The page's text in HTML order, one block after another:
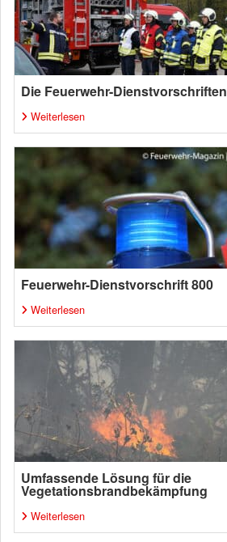
Die Feuerwehr-Dienstvorschriften
Weiterlesen
Feuerwehr-Dienstvorschrift 800
Weiterlesen
Umfassende Lösung für die
Vegetationsbrandbekämpfung
Weiterlesen